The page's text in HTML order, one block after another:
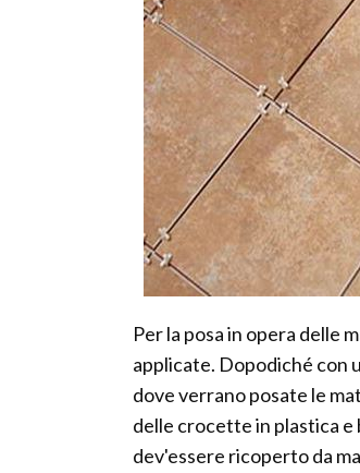
Per la posa in opera delle
applicate. Dopodiché con
dove verrano posate le
delle crocette in plastica
dev'essere ricoperto da